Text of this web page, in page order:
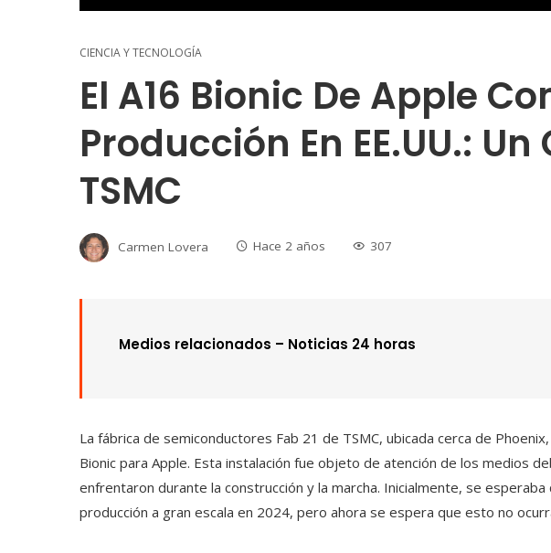
CIENCIA Y TECNOLOGÍA
El A16 Bionic De Apple
Producción En EE.UU.:
TSMC
Carmen Lovera Hace 2 años 307
Medios relacionados – Noticias 24 horas
La fábrica de semiconductores Fab 21 de TSMC, ubicada cerca de
Bionic para Apple. Esta instalación fue objeto de atención de los medios
enfrentaron durante la construcción y la marcha. Inicialmente, se esperaba
producción a gran escala en 2024, pero ahora se espera que esto no